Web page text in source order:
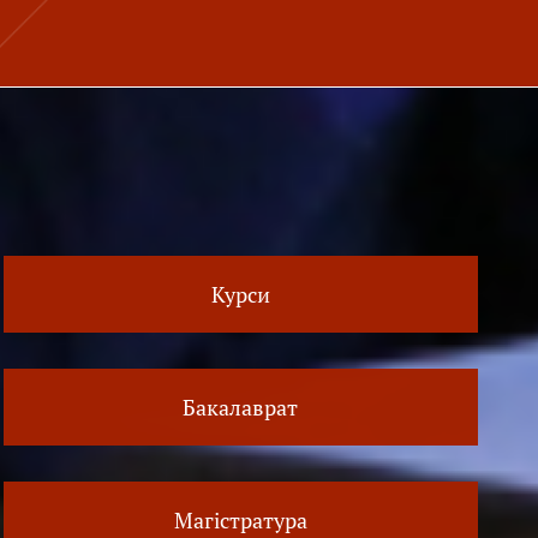
Курси
Бакалаврат
Магістратура